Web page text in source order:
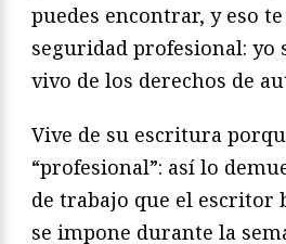
puedes encontrar, y eso
seguridad profesional: yo
vivo de los derechos de
Vive de su escritura
“profesional”: así lo
de trabajo que el escritor
se impone durante la